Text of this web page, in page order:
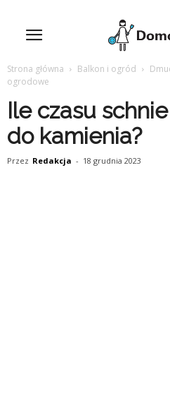
Strona główna Balkon i ogród
ogrodowe
Ile czasu
do kamienia?
Przez Redakcja - 18 grudnia 2023